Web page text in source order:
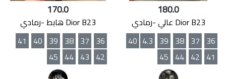
180.0
Dior B23 عالي -رمادي
36
37
38
39
4.3
40
41
42
44
45
170.0
Dior B23 هابط -رمادي
36
37
38
39
40
41
42
43
44
45